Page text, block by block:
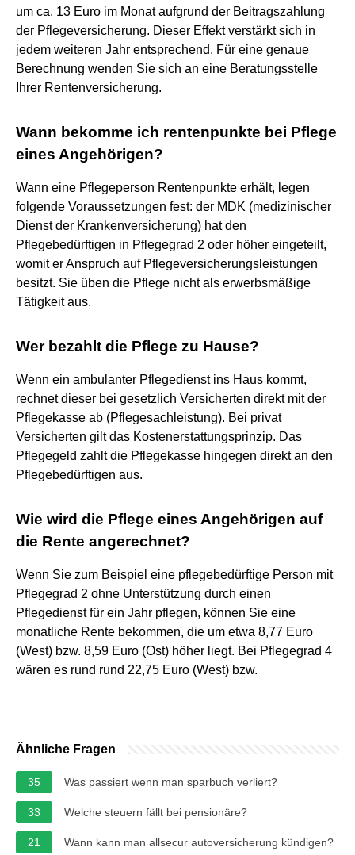
um ca. 13 Euro im Monat aufgrund der Beitragszahlung
der Pflegeversicherung. Dieser Effekt verstärkt sich in
jedem weiteren Jahr entsprechend. Für eine genaue
Berechnung wenden Sie sich an eine Beratungsstelle
Ihrer Rentenversicherung.
Wann bekomme ich rentenpunkte bei Pflege
eines Angehörigen?
Wann eine Pflegeperson Rentenpunkte erhält, legen
folgende Voraussetzungen fest: der MDK (medizinischer
Dienst der Krankenversicherung) hat den
Pflegebedürftigen in Pflegegrad 2 oder höher eingeteilt,
womit er Anspruch auf Pflegeversicherungsleistungen
besitzt. Sie üben die Pflege nicht als erwerbsmäßige
Tätigkeit aus.
Wer bezahlt die Pflege zu Hause?
Wenn ein ambulanter Pflegedienst ins Haus kommt,
rechnet dieser bei gesetzlich Versicherten direkt mit der
Pflegekasse ab (Pflegesachleistung). Bei privat
Versicherten gilt das Kostenerstattungsprinzip. Das
Pflegegeld zahlt die Pflegekasse hingegen direkt an den
Pflegebedürftigen aus.
Wie wird die Pflege eines Angehörigen auf
die Rente angerechnet?
Wenn Sie zum Beispiel eine pflegebedürftige Person mit
Pflegegrad 2 ohne Unterstützung durch einen
Pflegedienst für ein Jahr pflegen, können Sie eine
monatliche Rente bekommen, die um etwa 8,77 Euro
(West) bzw. 8,59 Euro (Ost) höher liegt. Bei Pflegegrad 4
wären es rund rund 22,75 Euro (West) bzw.
Ähnliche Fragen
35 Was passiert wenn man sparbuch verliert?
33 Welche steuern fällt bei pensionäre?
21 Wann kann man allsecur autoversicherung kündigen?